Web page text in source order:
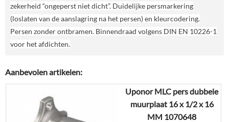
zekerheid “ongeperst niet dicht”. Duidelijke persmarkering
(loslaten van de aanslagring na het persen) en kleurcodering.
Persen zonder ontbramen. Binnendraad volgens DIN EN 10226-1
voor het afdichten.
Aanbevolen artikelen:
Uponor MLC pers dubbele
muurplaat 16 x 1/2 x 16
MM 1070648